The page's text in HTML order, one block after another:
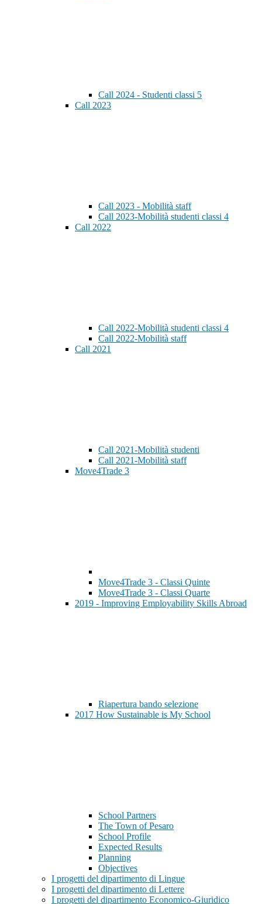
Call 2024 - Studenti classi 5
Call 2023
Call 2023 - Mobilità staff
Call 2023-Mobilità studenti classi 4
Call 2022
Call 2022-Mobilità studenti classi 4
Call 2022-Mobilità staff
Call 2021
Call 2021-Mobilità studenti
Call 2021-Mobilità staff
Move4Trade 3
Move4Trade 3 - Classi Quinte
Move4Trade 3 - Classi Quarte
2019 - Improving Employability Skills Abroad
Riapertura bando selezione
2017 How Sustainable is My School
School Partners
The Town of Pesaro
School Profile
Expected Results
Planning
Objectives
I progetti del dipartimento di Lingue
I progetti del dipartimento di Lettere
I progetti del dipartimento Economico-Giuridico